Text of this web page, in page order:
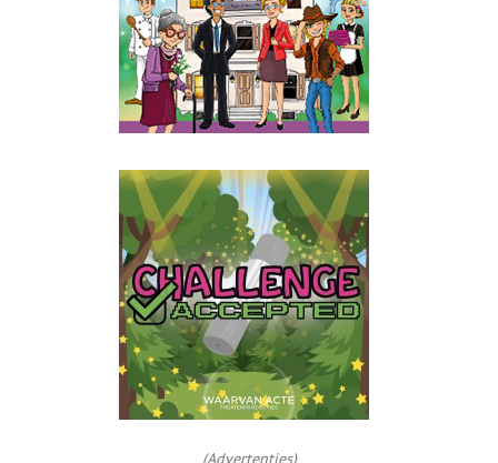
(Advertenties)